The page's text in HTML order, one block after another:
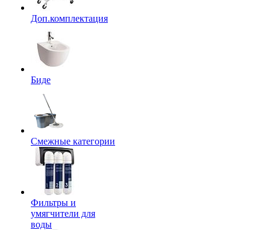
Доп.комплектация
Биде
Смежные категории
Фильтры и
умягчители для
воды